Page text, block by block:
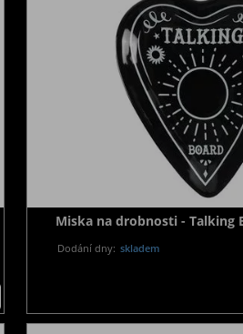
Miska na drobnosti - Talking
Dodání dny: skladem